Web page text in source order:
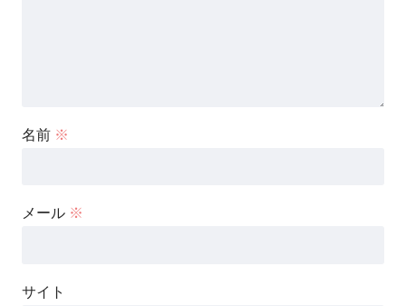
名前 ※
メール ※
サイト